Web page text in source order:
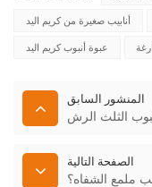
أنابيب صغيرة من كريم اليد
عبوة أنبوب كريم اليد
المنشور السابق
الثلث الرش
الصفحة التالية
ملمع الشفاه؟